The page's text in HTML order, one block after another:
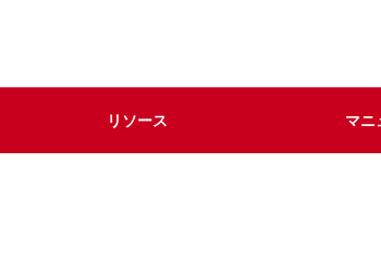
リソース マニ